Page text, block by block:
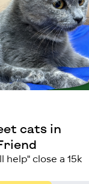
cats in
help" close a 15k